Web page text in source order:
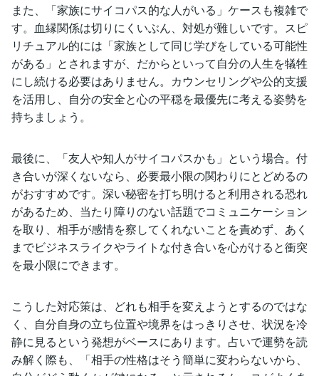
また、「家族にサイコパス的な人がいる」ケースも複雑で
す。血縁関係は切りにくいぶん、対処が難しいです。スピ
リチュアル的には「家族として同じ学びをしている可能性
がある」とされますが、だからといって自分の人生を犠牲
にし続ける必要はありません。カウンセリングや公的支援
を活用し、自分の安全と心の平穏を最優先に考える姿勢を
持ちましょう。
最後に、「友人や知人がサイコパスかも」という場合。付
き合いが深くないなら、必要最小限の関わりにとどめるの
がおすすめです。深い秘密を打ち明けると利用される恐れ
があるため、当たり障りのない話題でコミュニケーション
を取り、相手が感情を察してくれないことを責めず、あく
までビジネスライクやライトな付き合いを心がけると衝突
を最小限にできます。
こうした対応策は、どれも相手を変えようとするのではな
く、自分自身の立ち位置や境界をはっきりさせ、状況を冷
静に見るという発想がベースにあります。占いで運勢を読
み解く際も、「相手の性格はそう簡単に変わらないから、